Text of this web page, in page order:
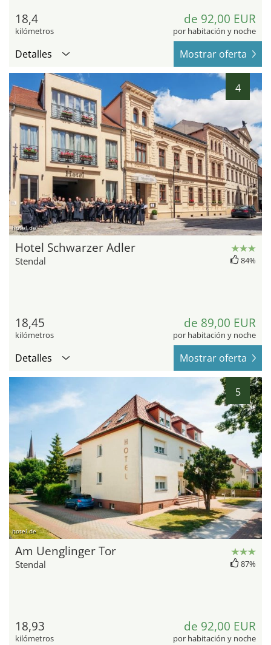
18,4
kilómetros
de 92,00 EUR
por habitación y noche
Detalles Mostrar oferta
4
hotel.de
Hotel Schwarzer Adler
Stendal 84%
18,45
kilómetros
de 89,00 EUR
por habitación y noche
Detalles Mostrar oferta
5
hotel.de
Am Uenglinger Tor
Stendal 87%
18,93
kilómetros
de 92,00 EUR
por habitación y noche